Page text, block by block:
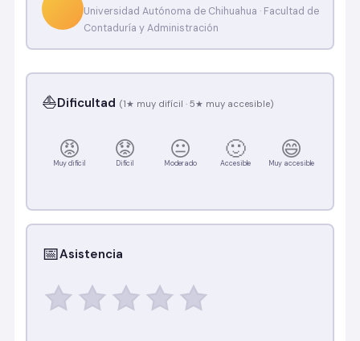
Universidad Autónoma de Chihuahua · Facultad de
Contaduría y Administración
⛵Dificultad (1★ muy difícil · 5★ muy accesible)
😡
Muy difícil
😟
Difícil
😐
Moderado
🙂
Accesible
😄
Muy accesible
📅Asistencia